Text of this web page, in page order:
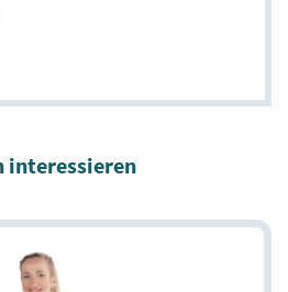
interessieren